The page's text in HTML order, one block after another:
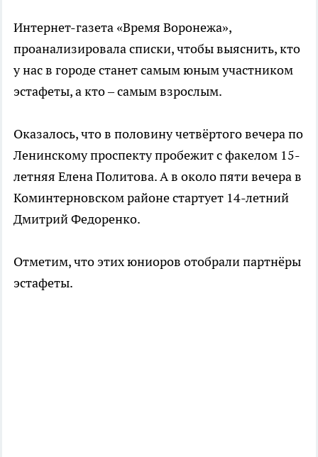
Интернет-газета «Время Воронежа»,
проанализировала списки, чтобы выяснить, кто
у нас в городе станет самым юным участником
эстафеты, а кто – самым взрослым.
Оказалось, что в половину четвёртого вечера по
Ленинскому проспекту пробежит с факелом 15-
летняя Елена Политова. А в около пяти вечера в
Коминтерновском районе стартует 14-летний
Дмитрий Федоренко.
Отметим, что этих юниоров отобрали партнёры
эстафеты.